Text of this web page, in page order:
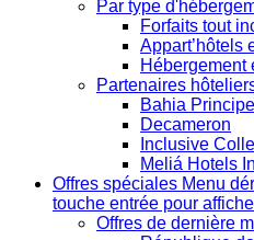
Par type
Forfaits tout
Appart’hôtels
Hébergement
Partenaires
Bahia Principe
Decameron
Inclusive
Meliá Hotels
Offres spéciales Menu
touche entrée pour
Offres de dernière